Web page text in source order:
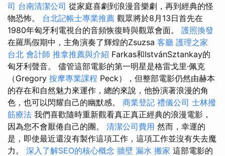
司 台南清潔公司 從家庭喜劇到浪漫音樂劇，再到經典的怪
物恐怖。 台北記帳士專業推薦 觀眾將於8月13日首先在
1980年匈牙利電視台的音頻恢復時與觀眾會面。 護照換發
在羅馬假期中，主角演奏了輝煌的Zsuzsa 客廳 護理之家
台北 會計師 推拿推薦與介紹 Farkas和IstvánSztankay的
匈牙利聲音。 儘管這部電影的第一明星是格雷戈里·佩克
（Gregory 按摩專業課程 Peck），但整部電影仍然由赫本
的存在和自然魅力來運作，總的來說，他扮演著浪漫的角
色，也可以閃耀自己的幽默感。 商業登記 禮儀公司 士林撥
筋療法 我們喜歡隨時重新觀看真正真正經典的浪漫電影，
因為您不會厭倦自己的團。 清潔公司費用 然而，幸運的
是，即使最近還沒有製作這項工作，這項工作並沒有失去魔
力。 深入了解SEO的核心概念 牆壁 漏水 搬家 這部電影的